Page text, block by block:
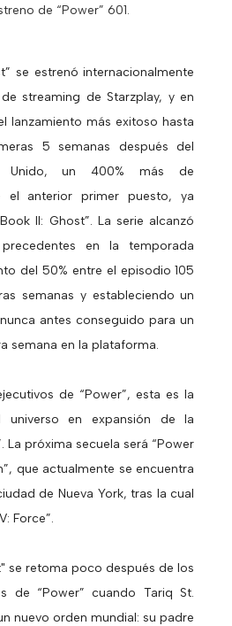
de “Power” 601.
se estrenó internacionalmente
streaming de Starzplay, y en
lanzamiento más exitoso hasta
5 semanas después del
Unido, un 400% más de
el anterior primer puesto, ya
II: Ghost”. La serie alcanzó
en la temporada
del 50% entre el episodio 105
semanas y estableciendo un
antes conseguido para un
semana en la plataforma.
de “Power”, esta es la
universo en expansión de la
La próxima secuela será “Power
que actualmente se encuentra
de Nueva York, tras la cual
Force”.
se retoma poco después de los
de “Power” cuando Tariq St.
nuevo orden mundial: su padre